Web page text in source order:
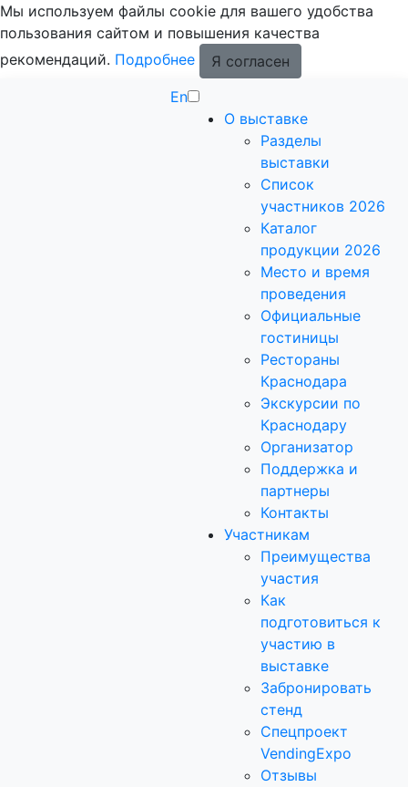
Мы используем файлы cookie для вашего удобства
пользования сайтом и повышения качества
рекомендаций. Подробнее
Я согласен
En
О выставке
Разделы
выставки
Список
участников 2026
Каталог
продукции 2026
Место и время
проведения
Официальные
гостиницы
Рестораны
Краснодара
Экскурсии по
Краснодару
Организатор
Поддержка и
партнеры
Контакты
Участникам
Преимущества
участия
Как
подготовиться к
участию в
выставке
Забронировать
стенд
Спецпроект
VendingExpo
Отзывы